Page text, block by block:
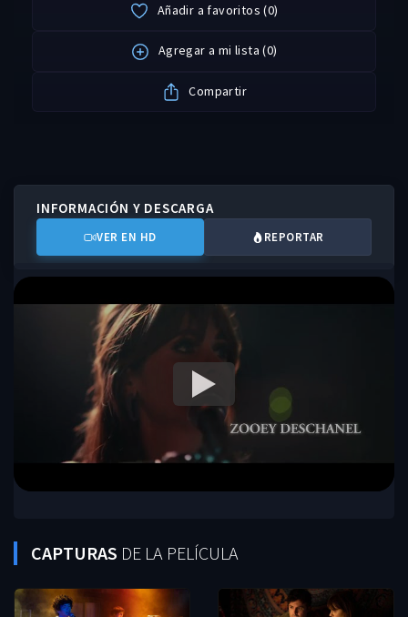
Añadir a favoritos (0)
Agregar a mi lista (0)
Compartir
INFORMACIÓN Y DESCARGA
VER EN HD REPORTAR
CAPTURAS DE LA PELÍCULA